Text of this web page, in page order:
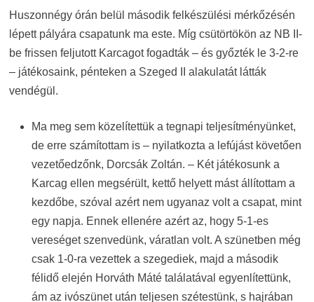
Huszonnégy órán belül második felkészülési mérkőzésén
lépett pályára csapatunk ma este. Míg csütörtökön az NB II-
be frissen feljutott Karcagot fogadták – és győzték le 3-2-re
– játékosaink, pénteken a Szeged II alakulatát látták
vendégül.
Ma meg sem közelítettük a tegnapi teljesítményünket,
de erre számítottam is – nyilatkozta a lefújást követően
vezetőedzőnk, Dorcsák Zoltán. – Két játékosunk a
Karcag ellen megsérült, kettő helyett mást állítottam a
kezdőbe, szóval azért nem ugyanaz volt a csapat, mint
egy napja. Ennek ellenére azért az, hogy 5-1-es
vereséget szenvedünk, váratlan volt. A szünetben még
csak 1-0-ra vezettek a szegediek, majd a második
félidő elején Horváth Máté találatával egyenlítettünk,
ám az ivószünet után teljesen szétestünk, s hajrában